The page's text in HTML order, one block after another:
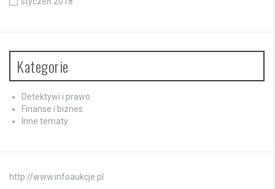
Kategorie
Detektywi i prawo
Finanse i biznes
Inne tematy
http://www.infoaukcje.pl